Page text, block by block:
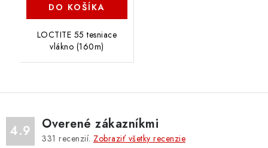
DO KOŠÍKA
LOCTITE 55 tesniace
vlákno (160m)
4.9 Overené zákazníkmi
331 recenzií. Zobraziť všetky recenzie